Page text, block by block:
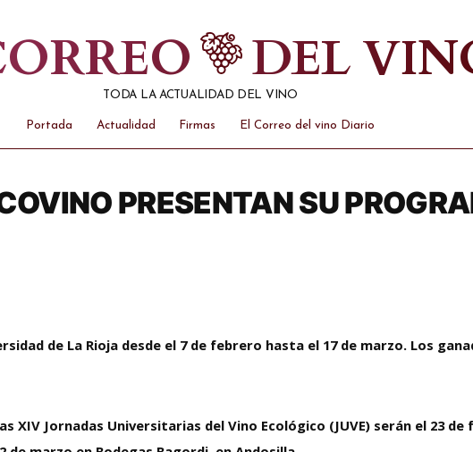
DEL
TODA LA ACTUALIDAD DEL VINO
Portada Actualidad Firmas El Correo del vino Diario
PRESENTAN SU
de La Rioja desde el 7 de febrero hasta el 17 de marzo. Los
XIV Jornadas Universitarias del Vino Ecológico (JUVE) serán el 23 de